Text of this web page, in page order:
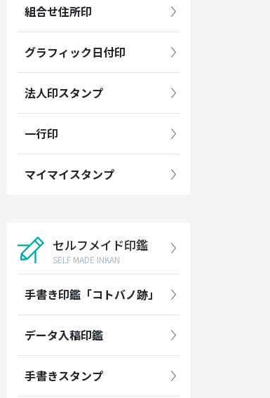
組合せ住所印
グラフィック日付印
法人印スタンプ
一行印
マイマイスタンプ
セルフメイド印鑑
SELF MADE INKAN
手書き印鑑「コトバノ跡」
データ入稿印鑑
手書きスタンプ